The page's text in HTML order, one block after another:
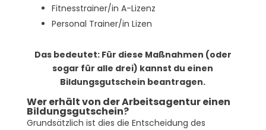
Fitnesstrainer/in A-Lizenz
Personal Trainer/in Lizen
Das bedeutet: Für diese Maßnahmen (oder
sogar für alle drei) kannst du einen
Bildungsgutschein beantragen.
Wer erhält von der Arbeitsagentur einen
Bildungsgutschein?
Grundsätzlich ist dies die Entscheidung des